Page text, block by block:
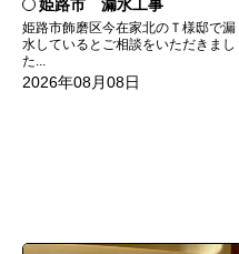
姫路市 漏水工事
姫路市飾磨区今在家北のＴ様邸で漏
水しているとご相談をいただきまし
た...
2026年08月08日